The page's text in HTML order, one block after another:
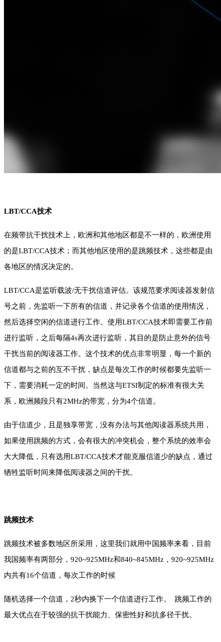
LBT/CCA技术
在频带抗干扰技术上，欧洲和其他地区都是不一样的，欧洲使用
的是LBT/CCA技术；而其他地区使用的是跳频技术，这些都是由
各地区的情况决定的。
LBT/CCA是监听载波/无干扰信道评估。该规范要求阅读器发射信
号之前，先监听一下所有的信道，并记录各个信道的使用情况，
然后选择空闲的信道进行工作。使用LBT/CCA技术即需要工作前
进行监听，之后每隔4s再次进行监听，其目的是防止意外的信号
干扰当前的阅读器工作。这个技术的优点非常明显，每一个新的
信道都与之前的互不干扰，缺点是每次工作的时候都要先监听一
下，需要消耗一定的时间。当然这与ETSI制定的标准有很大关
系，欧洲频段只有2MHz的带宽，分为4个信道。
由于信道少，且是独享带宽，没有办法与其他阅读器系统共用，
如果使用跳频的方式，会有很大的冲突机会，整个系统的效率会
大大降低，只有选用LBT/CCA技术才能克服信道少的缺点，通过
牺牲监听时间来降低阅读器之间的干扰。
跳频技术
跳频技术被多数地区所采用，这里我们就用中国频率来看，目前
我国频率有两部分，920~925MHz和840~845MHz，920~925MHz
内共有16个信道，每次工作的时候
随机选择一个信道，2秒内换下一个信道进行工作。 跳频工作的
最大优点在于较强的抗干扰能力、保密性好和抗多径干扰。